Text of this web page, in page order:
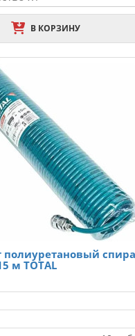
В КОРЗИНУ
полиуретановый
м TOTAL